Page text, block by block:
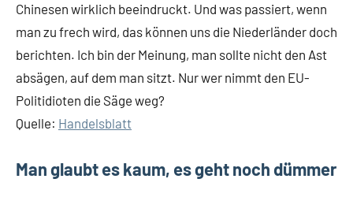
Chinesen wirklich beeindruckt. Und was passiert, wenn
man zu frech wird, das können uns die Niederländer doch
berichten. Ich bin der Meinung, man sollte nicht den Ast
absägen, auf dem man sitzt. Nur wer nimmt den EU-
Politidioten die Säge weg?
Quelle: Handelsblatt
Man glaubt es kaum, es geht noch dümmer